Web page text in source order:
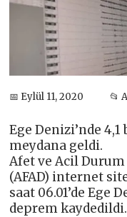
📅 Eylül 11, 2020 📂
Ege Denizi’nde
meydana geldi.
Afet ve Acil Durum
(AFAD) internet
saat 06.01’de Ege
deprem kaydedildi.